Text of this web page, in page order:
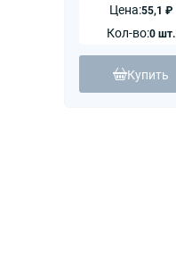
Цена:55,1 ₽
Кол-во:0 шт.
Купить